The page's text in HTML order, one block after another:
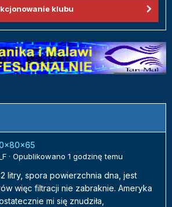
klubu
· Opublikowano 1 godzinę temu
litry, spora powierzchnia dna, jest
więc filtracji nie zabraknie. Ameryka
mi się znudziła,